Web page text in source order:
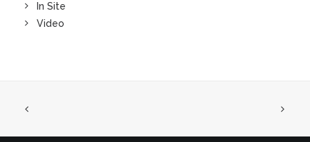
In Site
Video